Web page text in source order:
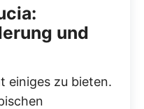
und
einiges zu bieten.